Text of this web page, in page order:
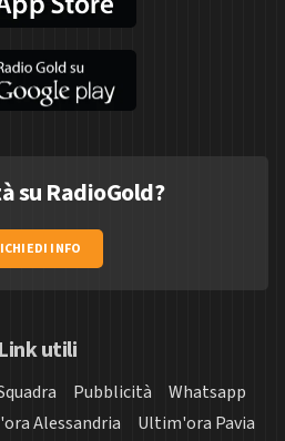
su RadioGold?
INFO
Link utili
Pubblicità
Whatsapp
Alessandria
Ultim'ora Pavia